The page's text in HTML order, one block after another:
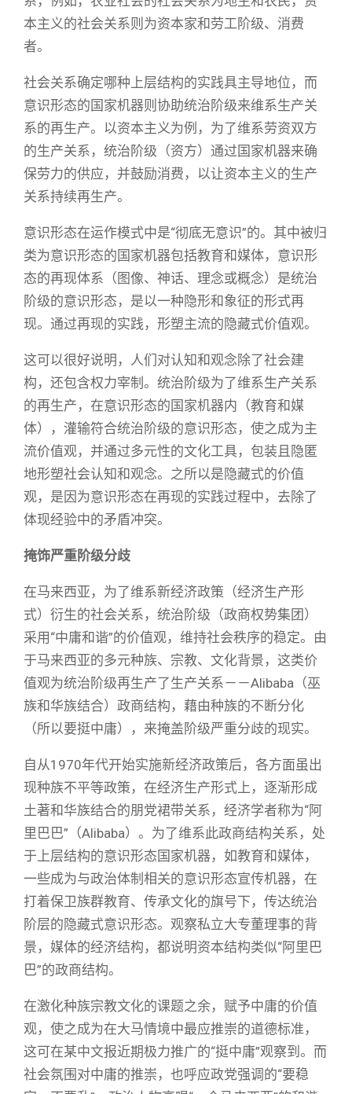
本主义的社会关系则为资本家和劳工阶级、消费
者。
社会关系确定哪种上层结构的实践具主导地位，而
意识形态的国家机器则协助统治阶级来维系生产关
系的再生产。以资本主义为例，为了维系劳资双方
的生产关系，统治阶级（资方）通过国家机器来确
保劳力的供应，并鼓励消费，以让资本主义的生产
关系持续再生产。
意识形态在运作模式中是“彻底无意识”的。其中被归
类为意识形态的国家机器包括教育和媒体，意识形
态的再现体系（图像、神话、理念或概念）是统治
阶级的意识形态，是以一种隐形和象征的形式再
现。通过再现的实践，形塑主流的隐藏式价值观。
这可以很好说明，人们对认知和观念除了社会建
构，还包含权力宰制。统治阶级为了维系生产关系
的再生产，在意识形态的国家机器内（教育和媒
体），灌输符合统治阶级的意识形态，使之成为主
流价值观，并通过多元性的文化工具，包装且隐匿
地形塑社会认知和观念。之所以是隐藏式的价值
观，是因为意识形态在再现的实践过程中，去除了
体现经验中的矛盾冲突。
掩饰严重阶级分歧
在马来西亚，为了维系新经济政策（经济生产形
式）衍生的社会关系，统治阶级（政商权势集团）
采用“中庸和谐”的价值观，维持社会秩序的稳定。由
于马来西亚的多元种族、宗教、文化背景，这类价
值观为统治阶级再生产了生产关系－－Alibaba（巫
族和华族结合）政商结构，藉由种族的不断分化
（所以要挺中庸），来掩盖阶级严重分歧的现实。
自从1970年代开始实施新经济政策后，各方面虽出
现种族不平等政策，在经济生产形式上，逐渐形成
土著和华族结合的朋党裙带关系，经济学者称为“阿
里巴巴”（Alibaba）。为了维系此政商结构关系，处
于上层结构的意识形态国家机器，如教育和媒体，
一些成为与政治体制相关的意识形态宣传机器，在
打着保卫族群教育、传承文化的旗号下，传达统治
阶层的隐藏式意识形态。观察私立大专董理事的背
景，媒体的经济结构，都说明资本结构类似“阿里巴
巴”的政商结构。
在激化种族宗教文化的课题之余，赋予中庸的价值
观，使之成为在大马情境中最应推崇的道德标准，
这可在某中文报近期极力推广的“挺中庸”观察到。而
社会氛围对中庸的推崇，也呼应政党强调的“要稳